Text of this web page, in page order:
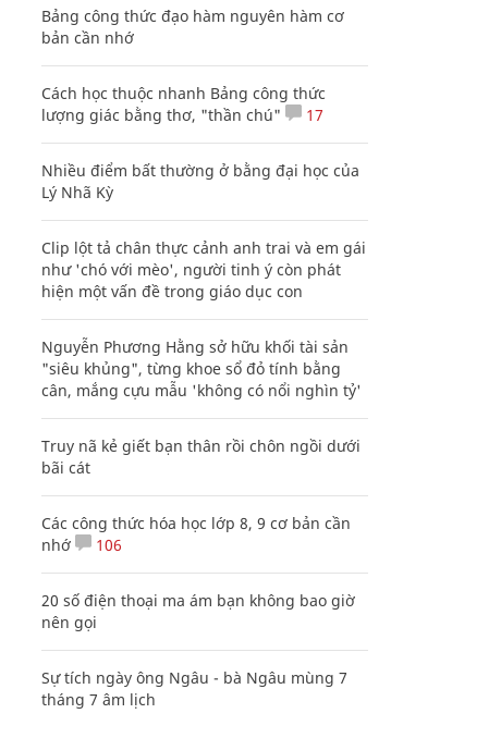
Bảng công thức đạo hàm nguyên hàm cơ
bản cần nhớ
Cách học thuộc nhanh Bảng công thức
lượng giác bằng thơ, "thần chú"
17
Nhiều điểm bất thường ở bằng đại học của
Lý Nhã Kỳ
Clip lột tả chân thực cảnh anh trai và em gái
như 'chó với mèo', người tinh ý còn phát
hiện một vấn đề trong giáo dục con
Nguyễn Phương Hằng sở hữu khối tài sản
"siêu khủng", từng khoe sổ đỏ tính bằng
cân, mắng cựu mẫu 'không có nổi nghìn tỷ'
Truy nã kẻ giết bạn thân rồi chôn ngồi dưới
bãi cát
Các công thức hóa học lớp 8, 9 cơ bản cần
nhớ
106
20 số điện thoại ma ám bạn không bao giờ
nên gọi
Sự tích ngày ông Ngâu - bà Ngâu mùng 7
tháng 7 âm lịch